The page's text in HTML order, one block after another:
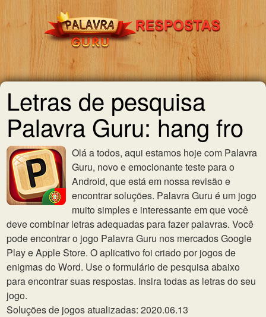
Letras de pesquisa
Palavra Guru: hang fro
Olá a todos, aqui estamos hoje com Palavra
Guru, novo e emocionante teste para o
Android, que está em nossa revisão e
encontrar soluções. Palavra Guru é um jogo
muito simples e interessante em que você
deve combinar letras adequadas para fazer palavras. Você
pode encontrar o jogo Palavra Guru nos mercados Google
Play e Apple Store. O aplicativo foi criado por jogos de
enigmas do Word. Use o formulário de pesquisa abaixo
para encontrar suas respostas. Insira todas as letras do seu
jogo.
Soluções de jogos atualizadas: 2020.06.13